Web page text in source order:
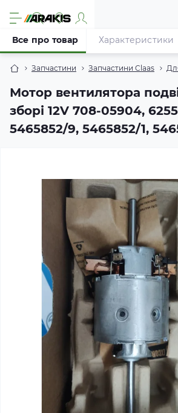
Запчастини Запчастини Claas
Мотор вентилятора
зборі 12V 708-05904,
5465852/9, 5465852/1,
Все про товар Характеристики